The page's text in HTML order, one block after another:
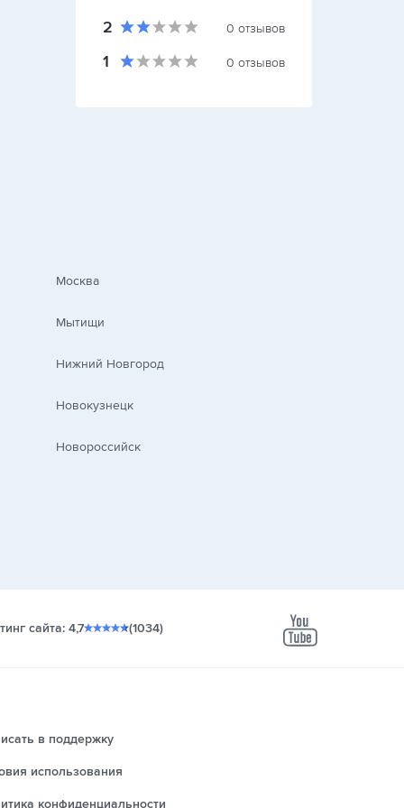
2 0 отзывов
1 0 отзывов
Москва
Мытищи
Нижний Новгород
Новокузнецк
Новороссийск
сайта: 4,7 (1034)
youtube
в поддержку
использования
конфиденциальности